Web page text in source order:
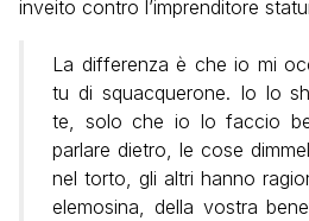
inveito contro l’imprenditore
La differenza è che io mi
tu di squacquerone. Io lo
te, solo che io lo faccio
parlare dietro, le cose
nel torto, gli altri hanno
elemosina, della vostra